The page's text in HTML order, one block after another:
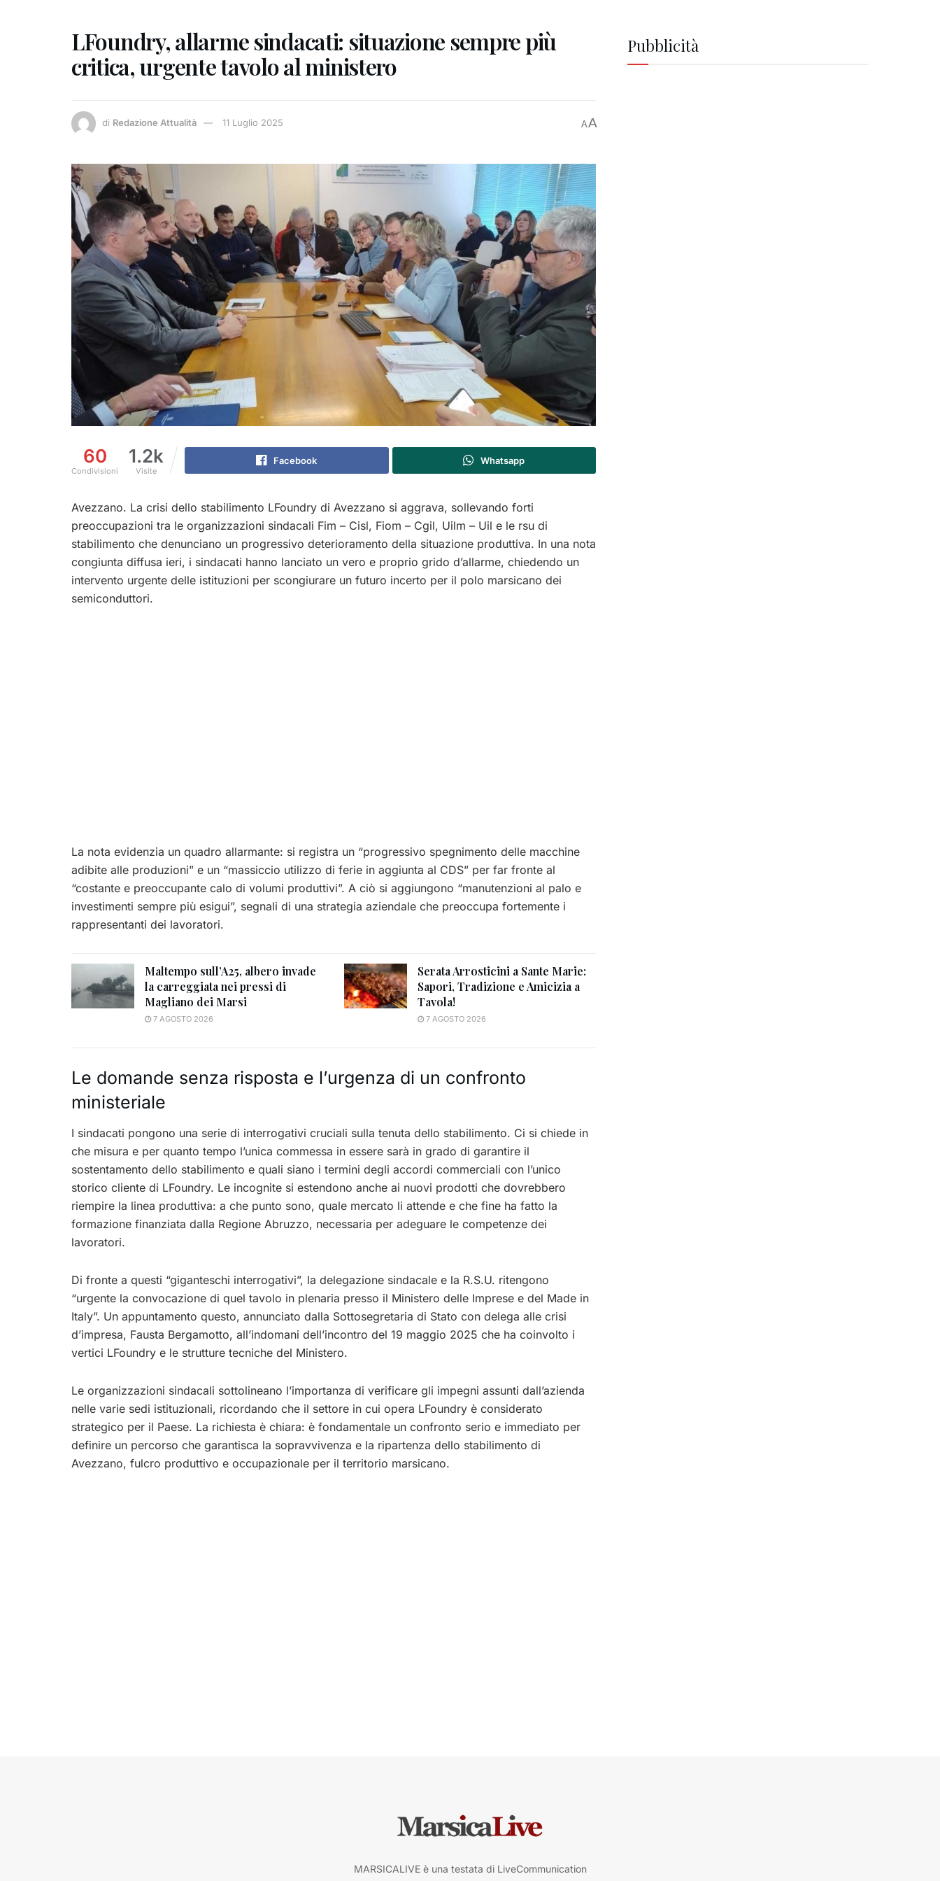
LFoundry, allarme sindacati: situazione sempre più
critica, urgente tavolo al ministero
di Redazione Attualità 11 Luglio 2025 AA
60
Condivisioni
1.2k
Visite
Facebook Whatsapp
Avezzano. La crisi dello stabilimento LFoundry di Avezzano si aggrava, sollevando forti
preoccupazioni tra le organizzazioni sindacali Fim – Cisl, Fiom – Cgil, Uilm – Uil e le rsu di
stabilimento che denunciano un progressivo deterioramento della situazione produttiva. In una nota
congiunta diffusa ieri, i sindacati hanno lanciato un vero e proprio grido d’allarme, chiedendo un
intervento urgente delle istituzioni per scongiurare un futuro incerto per il polo marsicano dei
semiconduttori.
La nota evidenzia un quadro allarmante: si registra un “progressivo spegnimento delle macchine
adibite alle produzioni” e un “massiccio utilizzo di ferie in aggiunta al CDS” per far fronte al
“costante e preoccupante calo di volumi produttivi”. A ciò si aggiungono “manutenzioni al palo e
investimenti sempre più esigui”, segnali di una strategia aziendale che preoccupa fortemente i
rappresentanti dei lavoratori.
Maltempo sull’A25, albero invade
la carreggiata nei pressi di
Magliano dei Marsi
7 AGOSTO 2026
Serata Arrosticini a Sante Marie:
Sapori, Tradizione e Amicizia a
Tavola!
7 AGOSTO 2026
Le domande senza risposta e l’urgenza di un confronto
ministeriale
I sindacati pongono una serie di interrogativi cruciali sulla tenuta dello stabilimento. Ci si chiede in
che misura e per quanto tempo l’unica commessa in essere sarà in grado di garantire il
sostentamento dello stabilimento e quali siano i termini degli accordi commerciali con l’unico
storico cliente di LFoundry. Le incognite si estendono anche ai nuovi prodotti che dovrebbero
riempire la linea produttiva: a che punto sono, quale mercato li attende e che fine ha fatto la
formazione finanziata dalla Regione Abruzzo, necessaria per adeguare le competenze dei
lavoratori.
Di fronte a questi “giganteschi interrogativi”, la delegazione sindacale e la R.S.U. ritengono
“urgente la convocazione di quel tavolo in plenaria presso il Ministero delle Imprese e del Made in
Italy”. Un appuntamento questo, annunciato dalla Sottosegretaria di Stato con delega alle crisi
d’impresa, Fausta Bergamotto, all’indomani dell’incontro del 19 maggio 2025 che ha coinvolto i
vertici LFoundry e le strutture tecniche del Ministero.
Le organizzazioni sindacali sottolineano l’importanza di verificare gli impegni assunti dall’azienda
nelle varie sedi istituzionali, ricordando che il settore in cui opera LFoundry è considerato
strategico per il Paese. La richiesta è chiara: è fondamentale un confronto serio e immediato per
definire un percorso che garantisca la sopravvivenza e la ripartenza dello stabilimento di
Avezzano, fulcro produttivo e occupazionale per il territorio marsicano.
Pubblicità
MARSICALIVE è una testata di LiveCommunication